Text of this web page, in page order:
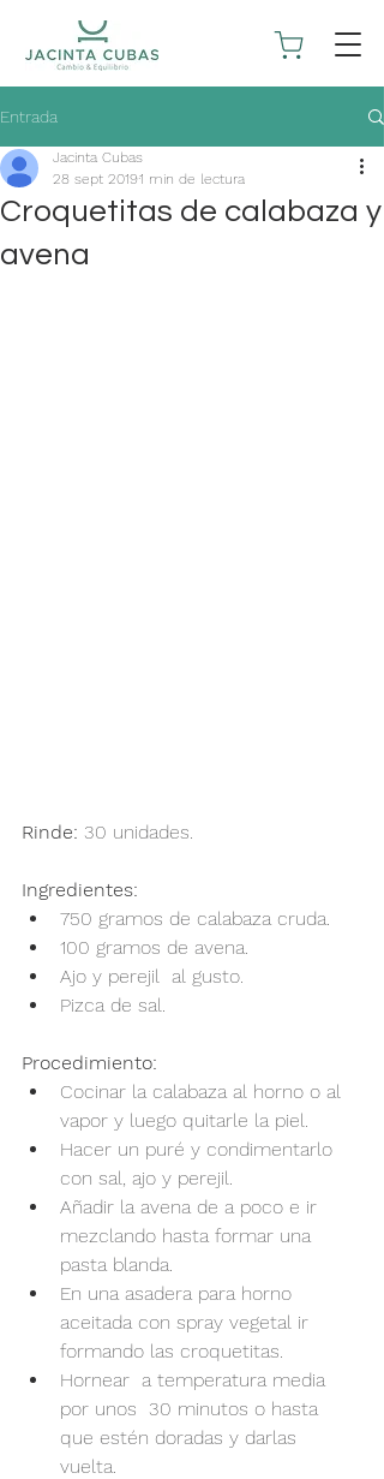
Entrada
Croquetitas de calabaza y
avena
Jacinta Cubas
28 sept 20191 min de lectura
Rinde: 30 unidades.
Ingredientes:
750 gramos de calabaza cruda.
100 gramos de avena.
Ajo y perejil  al gusto.
Pizca de sal.
Procedimiento:
Cocinar la calabaza al horno o al
vapor y luego quitarle la piel.
Hacer un puré y condimentarlo
con sal, ajo y perejil.
Añadir la avena de a poco e ir
mezclando hasta formar una
pasta blanda.
En una asadera para horno
aceitada con spray vegetal ir
formando las croquetitas.
Hornear  a temperatura media
por unos  30 minutos o hasta
que estén doradas y darlas
vuelta.